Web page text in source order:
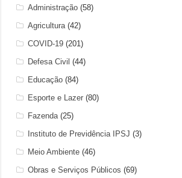
Administração (58)
Agricultura(42)
COVID-19 (201)
Defesa Civil (44)
Educação (84)
Esporte e Lazer (80)
Fazenda(25)
Instituto de Previdência IPSJ (3)
Meio Ambiente (46)
Obras e Serviços Públicos (69)